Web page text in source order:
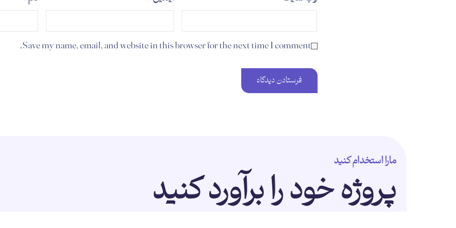
Save my name, email, and website in this browser for the next time I comment.
مارا استخدام کنید
پروژه خود را برآورد کنید